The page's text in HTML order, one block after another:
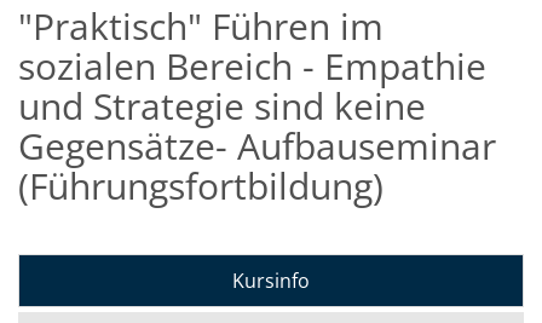
"Praktisch" Führen im
sozialen Bereich - Empathie
und Strategie sind keine
Gegensätze- Aufbauseminar
(Führungsfortbildung)
Kursinfo